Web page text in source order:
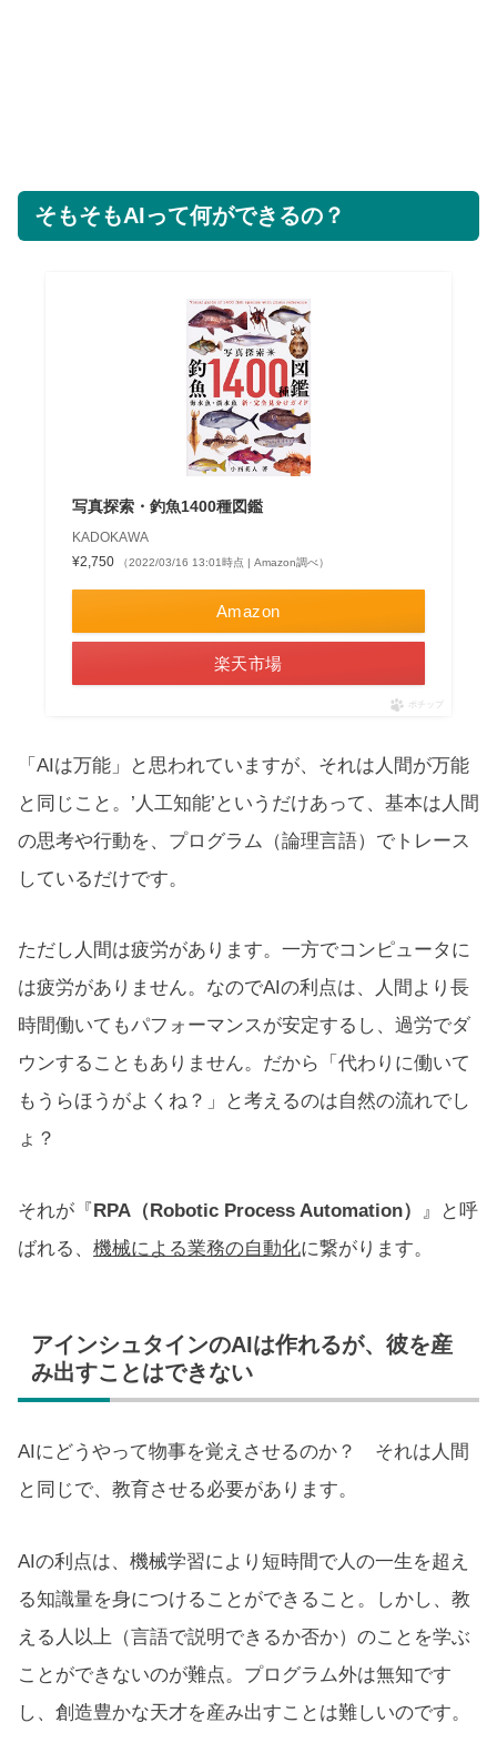
そもそもAIって何ができるの？
写真探索・釣魚1400種図鑑
KADOKAWA
¥2,750
（2022/03/16 13:01時点 | Amazon調べ）
Amazon
楽天市場
ポチップ
「AIは万能」と思われていますが、それは人間が万能
と同じこと。’人工知能’というだけあって、基本は人間
の思考や行動を、プログラム（論理言語）でトレース
しているだけです。
ただし人間は疲労があります。一方でコンピュータに
は疲労がありません。なのでAIの利点は、人間より長
時間働いてもパフォーマンスが安定するし、過労でダ
ウンすることもありません。だから「代わりに働いて
もうらほうがよくね？」と考えるのは自然の流れでし
ょ？
それが『RPA（Robotic Process Automation）
』と呼
ばれる、 機械による業務の自動化に繋がります。
アインシュタインのAIは作れるが、彼を産
み出すことはできない
AIにどうやって物事を覚えさせるのか？ それは人間
と同じで、教育させる必要があります。
AIの利点は、機械学習により短時間で人の一生を超え
る知識量を身につけることができること。しかし、教
える人以上（言語で説明できるか否か）のことを学ぶ
ことができないのが難点。プログラム外は無知です
し、創造豊かな天才を産み出すことは難しいのです。